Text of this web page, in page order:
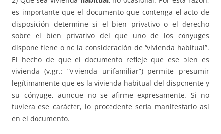
es importante que el documento que contenga el acto de
disposición determine si el bien privativo o el derecho
sobre el bien privativo del que uno de los cónyuges
dispone tiene o no la consideración de “vivienda habitual”.
El hecho de que el documento refleje que ese bien es
vivienda (v.gr.: “vivienda unifamiliar”) permite presumir
legítimamente que es la vivienda habitual del disponente y
su cónyuge, aunque no se afirme expresamente. Si no
tuviera ese carácter, lo procedente sería manifestarlo así
en el documento.